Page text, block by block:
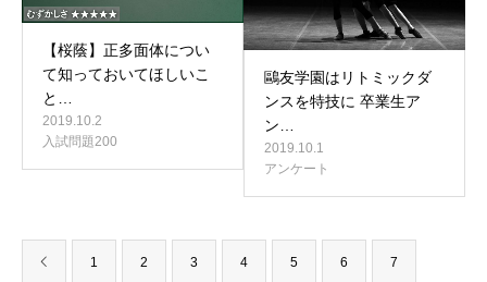
【桜蔭】正多面体につい
て知っておいてほしいこ
と…
2019.10.2
入試問題200
鷗友学園はリトミックダ
ンスを特技に 卒業生ア
ン…
2019.10.1
アンケート
1 2 3 4 5 6 7